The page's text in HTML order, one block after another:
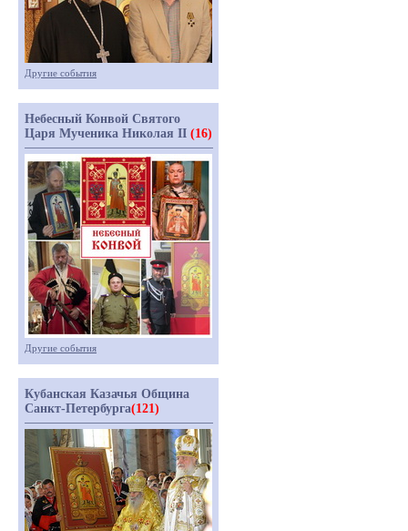
Другие события
Небесный Конвой Святого
Царя Мученика Николая II (16)
Другие события
Кубанская Казачья Община
Санкт-Петербурга(121)